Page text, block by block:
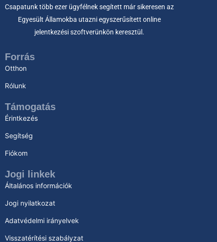
Csapatunk több ezer ügyfélnek segített már sikeresen az
Egyesült Államokba utazni egyszerűsített online
jelentkezési szoftverünkön keresztül.
Forrás
Otthon
Rólunk
Támogatás
Érintkezés
Segítség
Fiókom
Jogi linkek
Általános információk
Jogi nyilatkozat
Adatvédelmi irányelvek
Visszatérítési szabályzat